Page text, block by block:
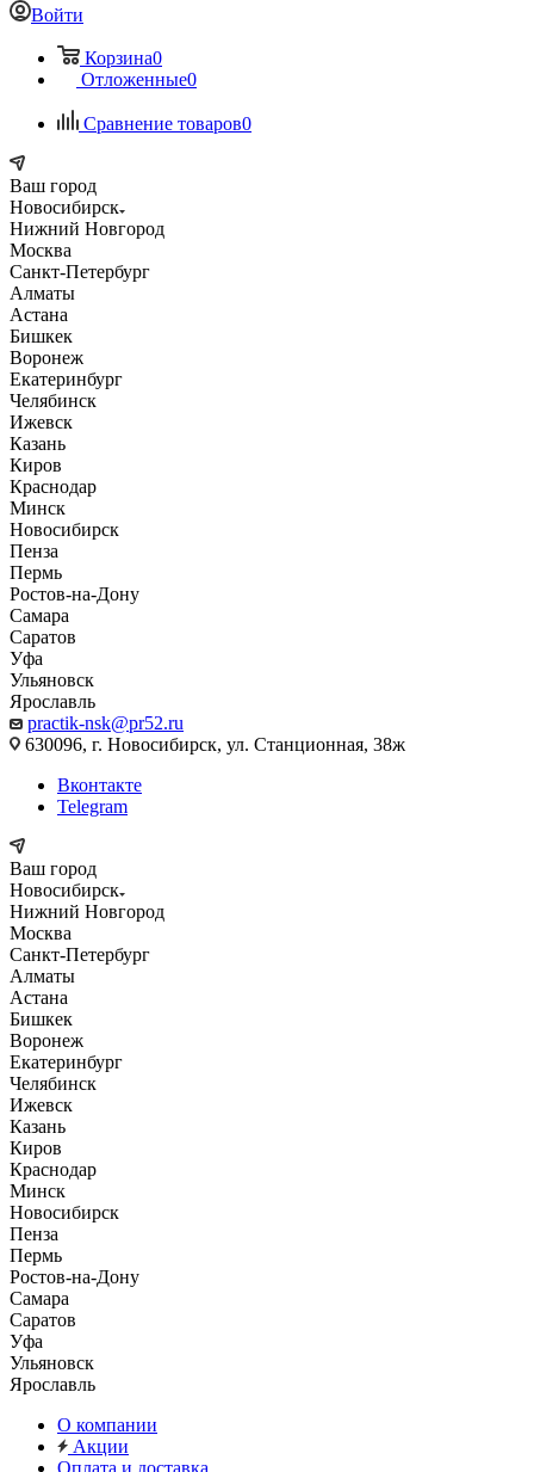
Войти
Корзина0
Отложенные0
Сравнение товаров0
Ваш город
Новосибирск
Нижний Новгород
Москва
Санкт-Петербург
Алматы
Астана
Бишкек
Воронеж
Екатеринбург
Челябинск
Ижевск
Казань
Киров
Краснодар
Минск
Новосибирск
Пенза
Пермь
Ростов-на-Дону
Самара
Саратов
Уфа
Ульяновск
Ярославль
practik-nsk@pr52.ru
630096, г. Новосибирск, ул. Станционная, 38ж
Вконтакте
Telegram
Ваш город
Новосибирск
Нижний Новгород
Москва
Санкт-Петербург
Алматы
Астана
Бишкек
Воронеж
Екатеринбург
Челябинск
Ижевск
Казань
Киров
Краснодар
Минск
Новосибирск
Пенза
Пермь
Ростов-на-Дону
Самара
Саратов
Уфа
Ульяновск
Ярославль
О компании
Акции
Оплата и доставка